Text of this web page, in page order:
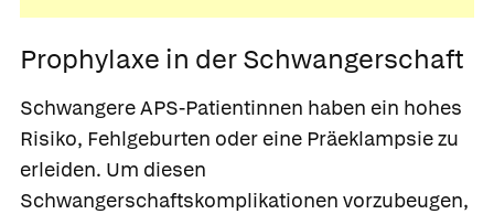
Prophylaxe in der Schwangerschaft
Schwangere APS-Patientinnen haben ein hohes
Risiko, Fehlgeburten oder eine Präeklampsie zu
erleiden. Um diesen
Schwangerschaftskomplikationen vorzubeugen,